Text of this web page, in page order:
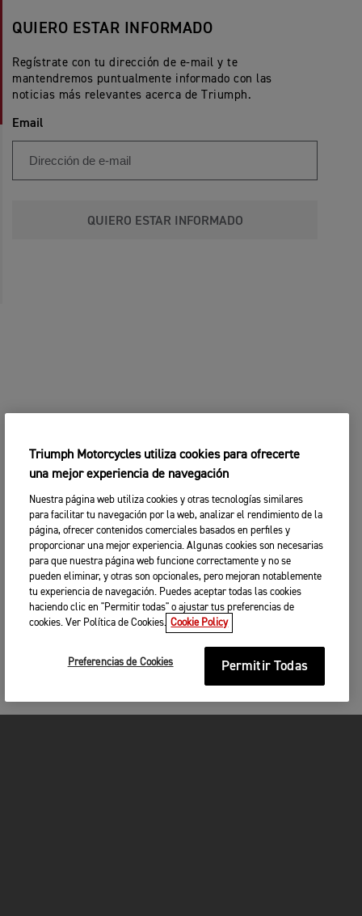
QUIERO ESTAR INFORMADO
Regístrate con tu dirección de e-mail y te
mantendremos puntualmente informado con las
noticias más relevantes acerca de Triumph.
Email
QUIERO ESTAR INFORMADO
Triumph Motorcycles utiliza cookies para ofrecerte
una mejor experiencia de navegación
Nuestra página web utiliza cookies y otras tecnologías similares
para facilitar tu navegación por la web, analizar el rendimiento de la
página, ofrecer contenidos comerciales basados en perfiles y
proporcionar una mejor experiencia. Algunas cookies son necesarias
para que nuestra página web funcione correctamente y no se
pueden eliminar, y otras son opcionales, pero mejoran notablemente
tu experiencia de navegación. Puedes aceptar todas las cookies
haciendo clic en "Permitir todas" o ajustar tus preferencias de
cookies. Ver Política de Cookies. Cookie Policy
Preferencias de Cookies Permitir Todas